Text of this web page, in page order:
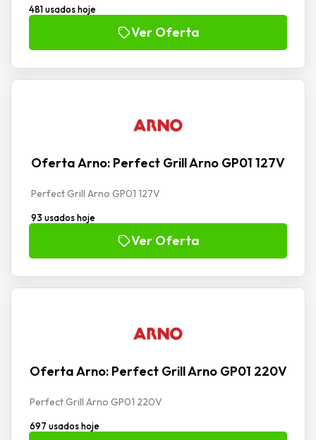
481 usados hoje
Ver Oferta
Oferta Arno: Perfect Grill Arno GP01 127V
Perfect Grill Arno GP01 127V
93 usados hoje
Ver Oferta
Oferta Arno: Perfect Grill Arno GP01 220V
Perfect Grill Arno GP01 220V
697 usados hoje